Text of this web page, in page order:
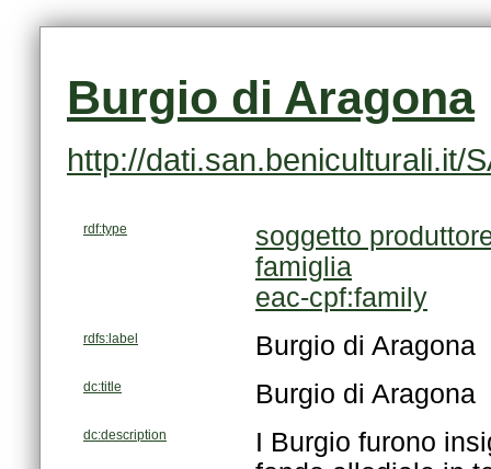
Burgio di Aragona
http://dati.san.beniculturali.it/
rdf:type
soggetto
famiglia
eac-cpf:family
rdfs:label Burgio di Aragona
dc:title Burgio di Aragona
dc:description